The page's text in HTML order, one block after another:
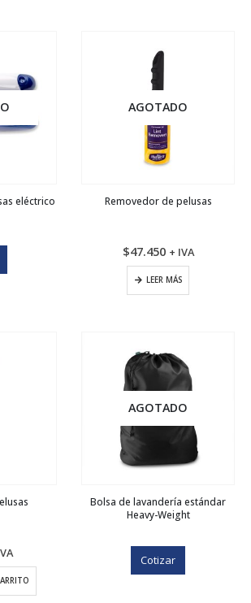
eléctrico
AGOTADO
Removedor de pelusas
$47.450 + IVA
LEER MÁS
AGOTADO
Bolsa de lavandería estándar
Heavy-Weight
Cotizar